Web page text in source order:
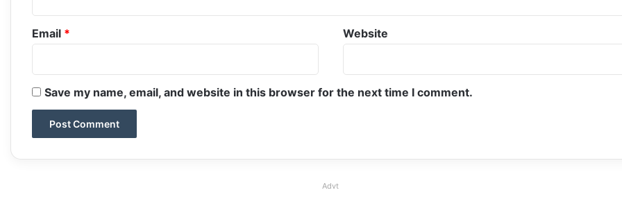
Email * Website
Save my name, email, and website in this browser for the next time I comment.
Advt